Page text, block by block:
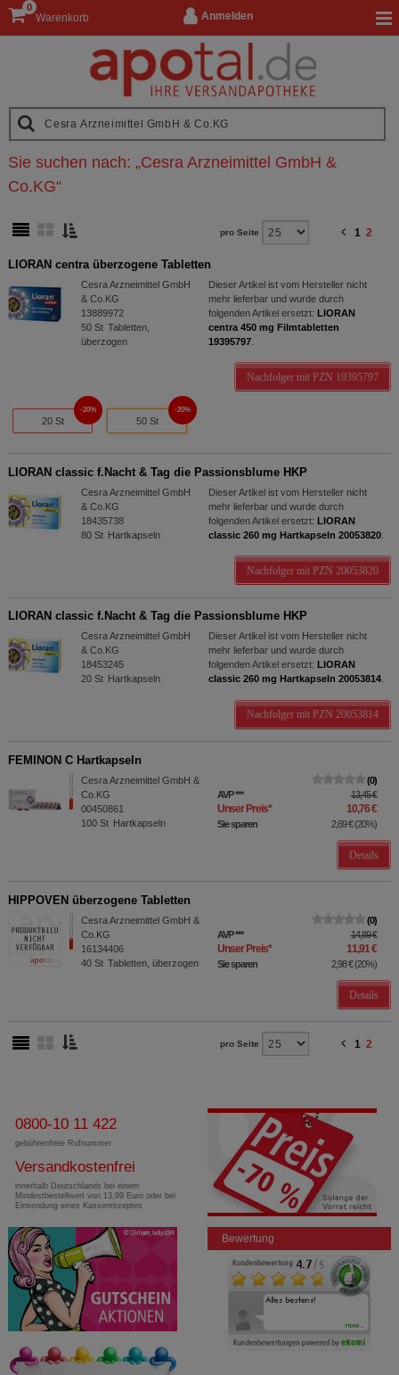
Anmelden
Warenkorb
0
Sie suchen nach: „Cesra Arzneimittel GmbH &
Co.KG“
pro Seite 1 2
LIORAN centra überzogene Tabletten
Cesra Arzneimittel GmbH
& Co.KG
13889972
50St Tabletten,
überzogen
Dieser Artikel ist vom Hersteller nicht
mehr lieferbar und wurde durch
folgenden Artikel ersetzt: LIORAN
centra 450 mg Filmtabletten
19395797.
Nachfolger mit PZN 19395797
20 St
20%
50 St
20%
LIORAN classic f.Nacht & Tag die Passionsblume HKP
Cesra Arzneimittel GmbH
& Co.KG
18435738
80St Hartkapseln
Dieser Artikel ist vom Hersteller nicht
mehr lieferbar und wurde durch
folgenden Artikel ersetzt: LIORAN
classic 260 mg Hartkapseln 20053820.
Nachfolger mit PZN 20053820
LIORAN classic f.Nacht & Tag die Passionsblume HKP
Cesra Arzneimittel GmbH
& Co.KG
18453245
20St Hartkapseln
Dieser Artikel ist vom Hersteller nicht
mehr lieferbar und wurde durch
folgenden Artikel ersetzt: LIORAN
classic 260 mg Hartkapseln 20053814.
Nachfolger mit PZN 20053814
FEMINON C Hartkapseln
Cesra Arzneimittel GmbH &
Co.KG
00450861
100 St Hartkapseln
0
AVP*** 13,45 €
Unser Preis* 10,76 €
Sie sparen 2,69 €(20%)
Details
HIPPOVEN überzogene Tabletten
Cesra Arzneimittel GmbH &
Co.KG
16134406
40 St Tabletten, überzogen
0
AVP*** 14,89 €
Unser Preis* 11,91 €
Sie sparen 2,98 €(20%)
Details
pro Seite 1 2
0800-10 11 422
gebührenfreie Rufnummer
Versandkostenfrei
innerhalb Deutschlands bei einem
Mindestbestellwert von 13,99 Euro oder bei
Einsendung eines Kassenrezeptes
Bewertung